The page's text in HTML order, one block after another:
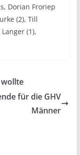
Dorian Froriep
(2), Till
(1),
wollte
für die GHV
Männer